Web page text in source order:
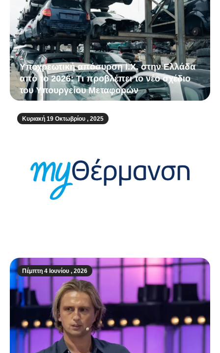
Υποχρεωτική απόσυρση Ι.Χ. στην Ελλάδα
από το 2026: Τι προβλέπει το νέο σχέδιο
του Υπουργείου Μεταφορών
Κυριακή 19 Οκτωβρίου , 2025
Πέμπτη 4 Ιουνίου , 2026